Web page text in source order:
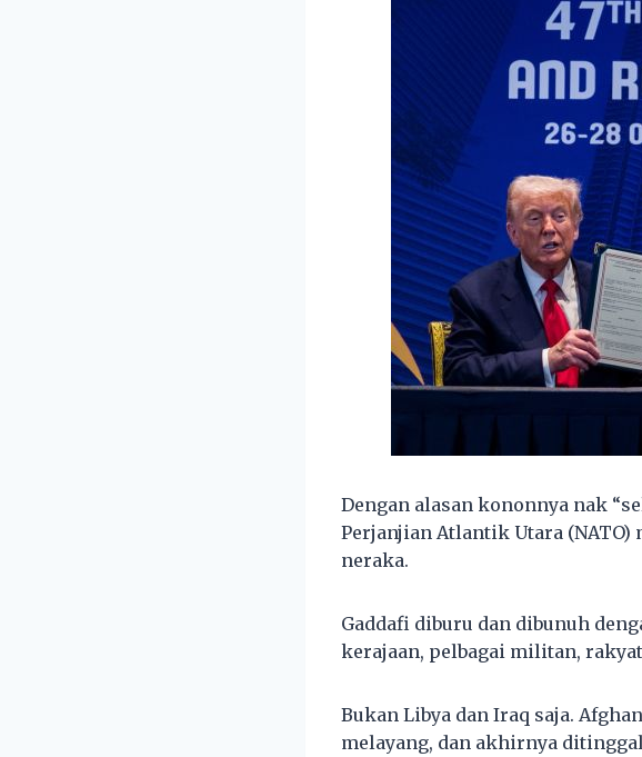
Dengan alasan kononnya nak
Perjanjian Atlantik Utara (NATO)
neraka.
Gaddafi diburu dan dibunuh
kerajaan, pelbagai militan,
Bukan Libya dan Iraq saja.
melayang, dan akhirnya